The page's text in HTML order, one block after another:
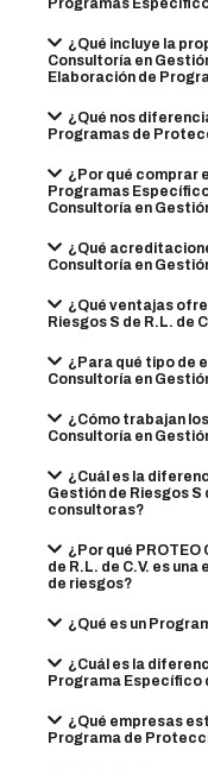
Programas
¿Qué incluye la
Consultoría en
Elaboración de
¿Qué nos
Programas de
¿Por qué comprar
Programas
Consultoría en
¿Qué
Consultoría en
¿Qué ventajas
Riesgos S de R.L. de
¿Para qué tipo de
Consultoría en
¿Cómo trabajan
Consultoría en
¿Cuál es la
Gestión de Riesgos S
consultoras?
¿Por qué
de R.L. de C.V. es
de riesgos?
¿Qué es un
¿Cuál es la
Programa Específico
¿Qué empresas
Programa de